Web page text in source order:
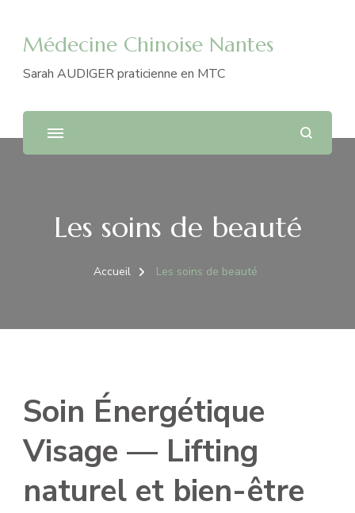
Médecine Chinoise Nantes
Sarah AUDIGER praticienne en MTC
Les soins de beauté
Accueil Les soins de beauté
Soin Énergétique
Visage — Lifting
naturel et bien-être